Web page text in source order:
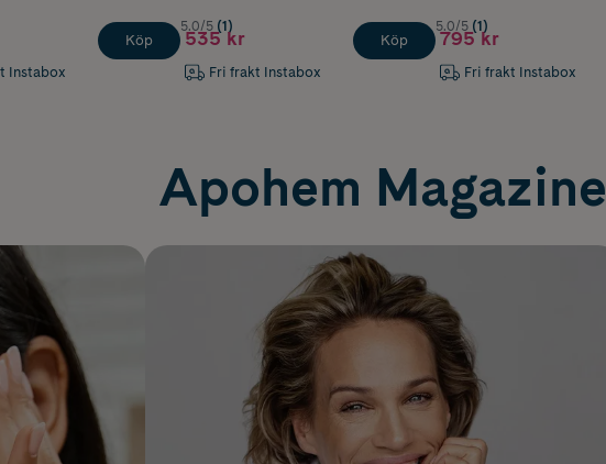
Instabox
Köp
5.0/5 (1)
535 kr
Fri frakt Instabox
Köp
5.0/5 (1)
795 kr
Fri frakt Instabox
Apohem Magazine